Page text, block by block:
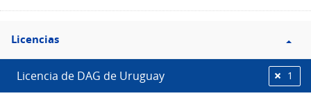
Filtro
Licencias
Licencias
Licencia de DAG de Uruguay 1